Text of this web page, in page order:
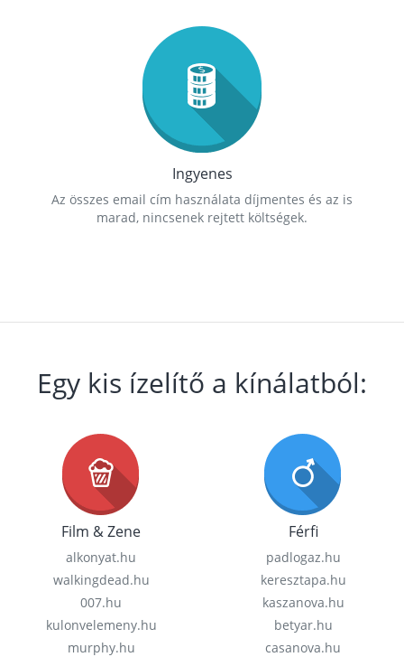
Ingyenes
Az összes email cím használata díjmentes és az is
marad, nincsenek rejtett költségek.
Egy kis ízelítő a kínálatból:
Film & Zene
alkonyat.hu
walkingdead.hu
007.hu
kulonvelemeny.hu
murphy.hu
Férfi
padlogaz.hu
keresztapa.hu
kaszanova.hu
betyar.hu
casanova.hu